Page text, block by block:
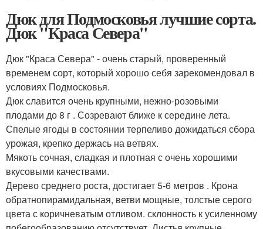
Дюк для Подмосковья лучшие сорта.
Дюк "Краса Севера"
Дюк "Краса Севера" - очень старый, проверенный
временем сорт, который хорошо себя зарекомендовал в
условиях Подмосковья.
Дюк славится очень крупными, нежно-розовыми
плодами до 8 г . Созревают ближе к середине лета.
Спелые ягоды в состоянии терпеливо дожидаться сбора
урожая, крепко держась на ветвях.
Мякоть сочная, сладкая и плотная с очень хорошими
вкусовыми качествами.
Дерево среднего роста, достигает 5-6 метров . Крона
обратнопирамидальная, ветви мощные, толстые серого
цвета с коричневатым отливом. склонность к усиленному